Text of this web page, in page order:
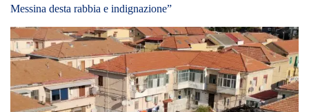
Messina desta rabbia e indignazione”